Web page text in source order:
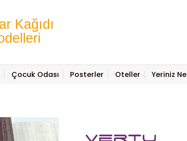
Çocuk Odası Posterler Oteller Yeriniz